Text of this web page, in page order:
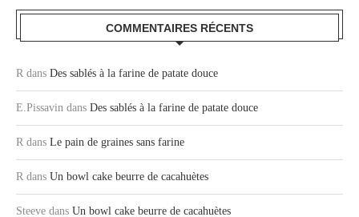
COMMENTAIRES RÉCENTS
R dans Des sablés à la farine de patate douce
E.Pissavin dans Des sablés à la farine de patate douce
R dans Le pain de graines sans farine
R dans Un bowl cake beurre de cacahuètes
Steeve dans Un bowl cake beurre de cacahuètes